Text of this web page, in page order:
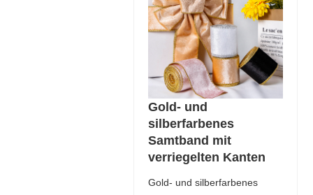
Gold- und
silberfarbenes
Samtband mit
verriegelten Kanten
Gold- und silberfarbenes